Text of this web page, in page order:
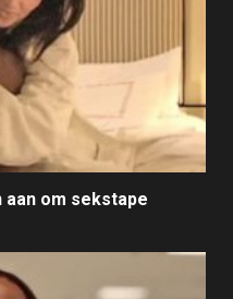
aan om sekstape